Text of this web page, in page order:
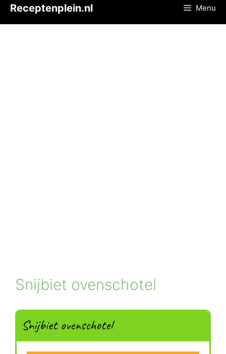
Receptenplein.nl Menu
Snijbiet ovenschotel
Snijbiet ovenschotel